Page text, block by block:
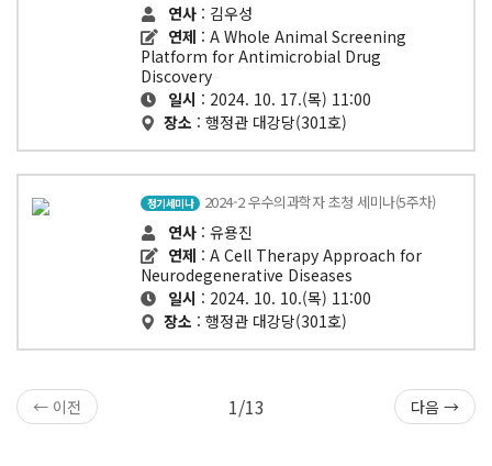
연사 : 김우성
연제 : A Whole Animal Screening
Platform for Antimicrobial Drug
Discovery
일시 : 2024. 10. 17.(목) 11:00
장소 : 행정관 대강당(301호)
정기세미나 2024-2 우수의과학자 초청 세미나(5주차)
연사 : 유용진
연제 : A Cell Therapy Approach for
Neurodegenerative Diseases
일시 : 2024. 10. 10.(목) 11:00
장소 : 행정관 대강당(301호)
← 이전 1/13 다음 →